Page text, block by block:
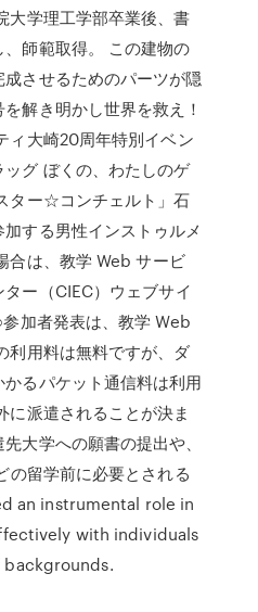
学理工学部卒業後、書
師範取得。 この建物の
させるためのパーツが隠
解き明かし世界を救え！
ィ大崎20周年特別イベン
ッグ ぼくの、わたしのゲ
ター☆コンチェルト」石
する男性インストゥルメ
合は、教学 Web サービ
ー（CIEC）ウェブサイ
加者発表は、教学 Web
利用料は無料ですが、ダ
るパケット通信料は利用
に派遣されることが決ま
大学への願書の提出や、
の留学前に必要とされる
an instrumental role in
with individuals